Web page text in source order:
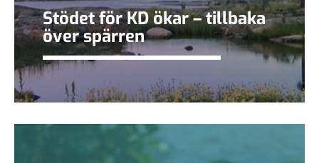
Stödet för KD ökar – tillbaka
över spärren